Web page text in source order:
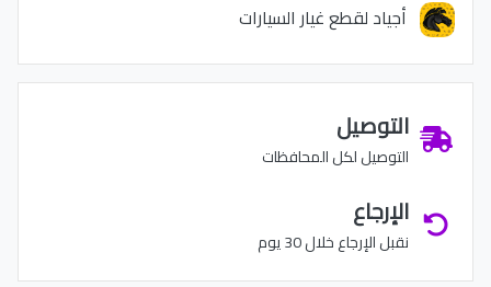
أجياد لقطع غيار السيارات
التوصيل
التوصيل لكل المحافظات
الإرجاع
نقبل الإرجاع خلال 30 يوم